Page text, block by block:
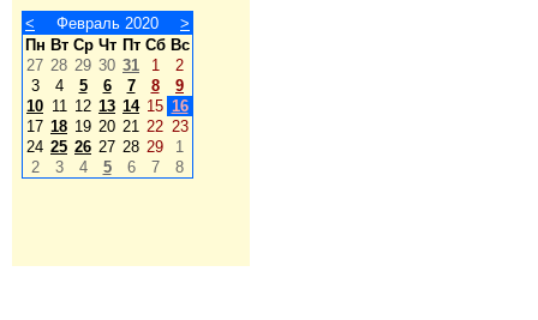
< Февраль 2020
>
Пн Вт Ср Чт Пт Сб Вс
27 28 29 30 31 1
2
3
4 5 6 7 8
9
10 11 12 13 14 15 16
17 18 19 20 21 22 23
24 25 26 27 28 29
1
2
3 4 5 6 7 8